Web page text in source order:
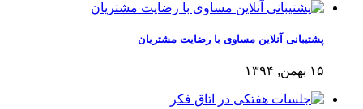
پشتیبانی آنلاین مساوی با رضایت مشتریان
۱۵ بهمن, ۱۳۹۴